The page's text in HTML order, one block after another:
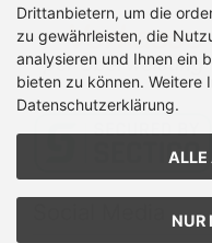
Drittanbietern, um die
zu gewährleisten, die
analysieren und Ihnen ein
bieten zu können. Weitere
Datenschutzerklärung.
ALLE
NUR